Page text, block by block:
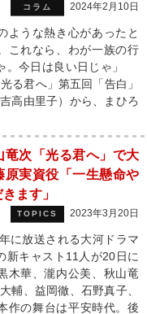
コラム 2024年2月10日
ような熱き心があったと
これなら、わが一族の行
。今日は良い日じゃ」
る君へ」第五回「告白」
高由里子）から、まひろ
竜次「光る君へ」で大
実資役「一生懸命や
ます」
TOPICS 2023年3月20日
に放送される大河ドラマ
新キャスト11人が20日に
木華、瀧内公美、秋山竜
輔、益岡徹、石野真子、
の舞台は平安時代。後